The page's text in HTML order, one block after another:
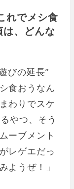
れでメシ食
、どんな
びの延長”
食おうなん
わりでスケ
やつ、そう
ーブメント
レゲエだっ
ようぜ！」